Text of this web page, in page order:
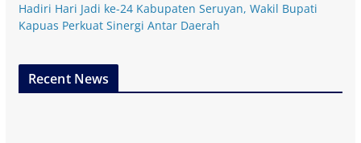
Hadiri Hari Jadi ke-24 Kabupaten Seruyan, Wakil Bupati
Kapuas Perkuat Sinergi Antar Daerah
Recent News